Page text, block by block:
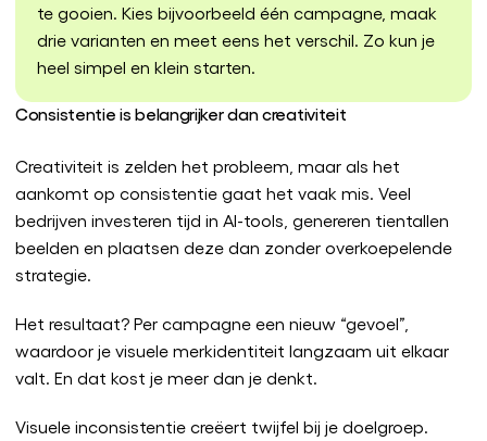
te gooien. Kies bijvoorbeeld één campagne, maak
drie varianten en meet eens het verschil. Zo kun je
heel simpel en klein starten.
Consistentie is belangrijker dan creativiteit
Creativiteit is zelden het probleem, maar als het
aankomt op consistentie gaat het vaak mis. Veel
bedrijven investeren tijd in AI-tools, genereren tientallen
beelden en plaatsen deze dan zonder overkoepelende
strategie.
Het resultaat? Per campagne een nieuw “gevoel”,
waardoor je visuele merkidentiteit langzaam uit elkaar
valt. En dat kost je meer dan je denkt.
Visuele inconsistentie creëert twijfel bij je doelgroep.